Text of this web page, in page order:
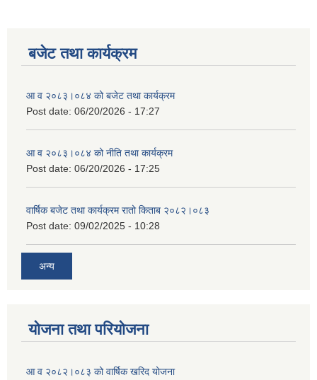
बजेट तथा कार्यक्रम
आ व २०८३।०८४ को बजेट तथा कार्यक्रम
Post date: 06/20/2026 - 17:27
आ व २०८३।०८४ को नीति तथा कार्यक्रम
Post date: 06/20/2026 - 17:25
वार्षिक बजेट तथा कार्यक्रम रातो किताब २०८२।०८३
Post date: 09/02/2025 - 10:28
अन्य
योजना तथा परियोजना
आ व २०८२।०८३ को वार्षिक खरिद योजना